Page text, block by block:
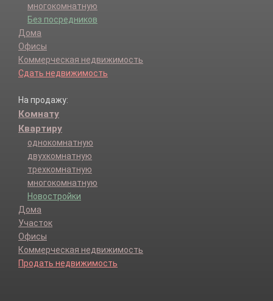
многокомнатную
Без посредников
Дома
Офисы
Коммерческая недвижимость
Сдать недвижимость
На продажу:
Комнату
Квартиру
однокомнатную
двухкомнатную
трехкомнатную
многокомнатную
Новостройки
Дома
Участок
Офисы
Коммерческая недвижимость
Продать недвижимость